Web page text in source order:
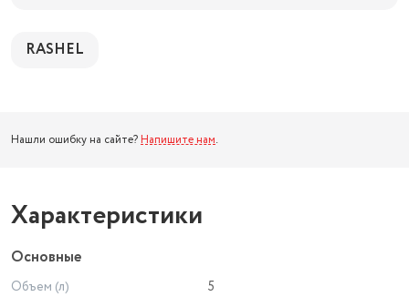
RASHEL
Нашли ошибку на сайте? Напишите нам.
Характеристики
Основные
Объем (л)
5